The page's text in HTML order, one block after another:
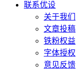
联系优设
关于我们
文章投稿
铁粉权益
字体授权
意见反馈